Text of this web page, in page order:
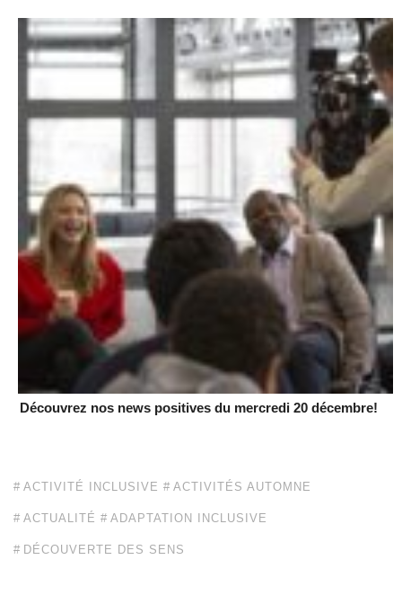
Découvrez nos news positives du mercredi 20 décembre!
ACTIVITÉ INCLUSIVE ACTIVITÉS AUTOMNE
ACTUALITÉ ADAPTATION INCLUSIVE
DÉCOUVERTE DES SENS